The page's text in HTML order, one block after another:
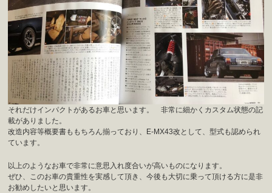
それだけインパクトがあるお車と思います。 非常に細かくカスタム状態の記
載がありました。
改造内容等概要書ももちろん揃っており、E-MX43改として、型式も認められ
ています。
以上のようなお車で非常に意思入れ度合いが高いものになります。
ぜひ、このお車の貴重性を実感して頂き、今後も大切に乗って頂ける方に是非
お勧めしたいと思います。